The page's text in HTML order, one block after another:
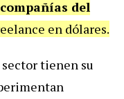
del
en dólares.
sector tienen su